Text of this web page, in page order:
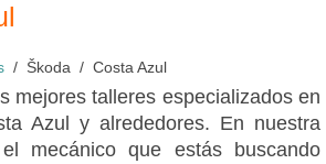
Škoda Costa Azul
mejores talleres especializados en
Azul y alrededores. En nuestra
mecánico que estás buscando